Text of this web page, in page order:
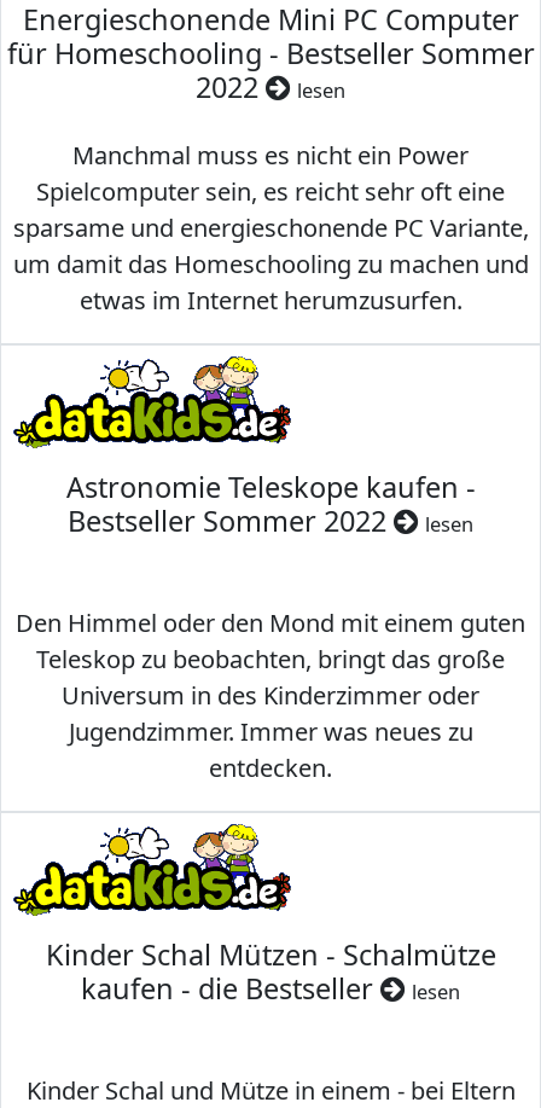
Energieschonende Mini PC Computer
für Homeschooling - Bestseller Sommer
2022
lesen
Manchmal muss es nicht ein Power
Spielcomputer sein, es reicht sehr oft eine
sparsame und energieschonende PC Variante,
um damit das Homeschooling zu machen und
etwas im Internet herumzusurfen.
Astronomie Teleskope kaufen -
Bestseller Sommer 2022
lesen
Den Himmel oder den Mond mit einem guten
Teleskop zu beobachten, bringt das große
Universum in des Kinderzimmer oder
Jugendzimmer. Immer was neues zu
entdecken.
Kinder Schal Mützen - Schalmütze
kaufen - die Bestseller
lesen
Kinder Schal und Mütze in einem - bei Eltern